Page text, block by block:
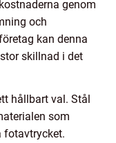
genom
och
kan denna
skillnad i det
hållbart val. Stål
som
fotavtrycket.